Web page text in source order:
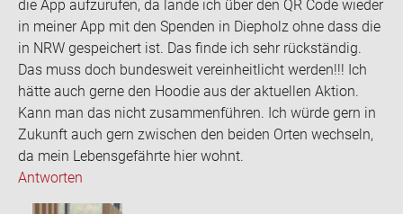
die App auf­zu­ru­fen, da lande ich über den QR Code wie­der
in mei­ner App mit den Spen­den in Diep­holz ohne dass die
in NRW ge­spei­chert ist. Das finde ich sehr rück­stän­dig.
Das muss doch bun­des­weit ver­ein­heit­licht wer­den!!! Ich
hätte auch gerne den Hoo­die aus der ak­tu­el­len Ak­ti­on.
Kann man das nicht zu­sam­men­füh­ren. Ich würde gern in
Zu­kunft auch gern zwi­schen den bei­den Orten wech­seln,
da mein Le­bens­ge­fähr­te hier wohnt.
Antworten